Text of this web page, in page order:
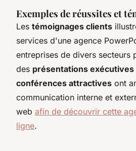
Exemples de réussites et
Les témoignages clients
services d'une agence
entreprises de divers secteurs
des présentations exécutives
conférences attractives ont
communication interne et
web afin de découvrir cette
ligne.